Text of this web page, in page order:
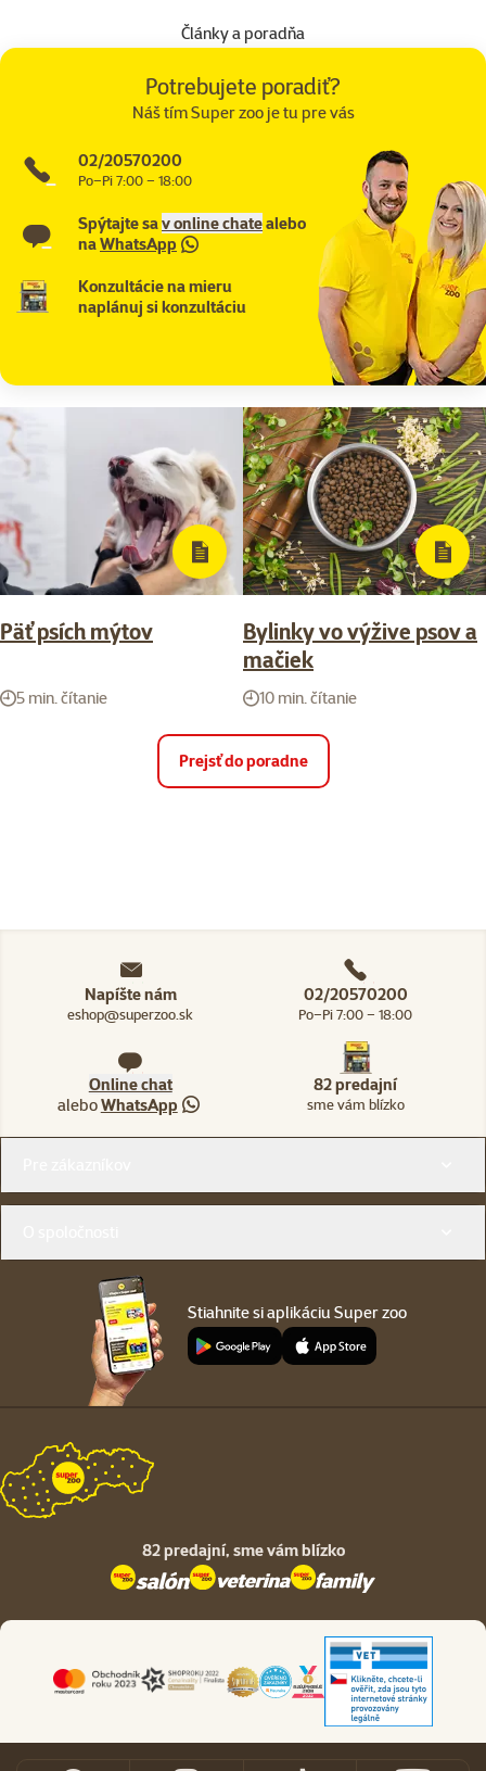
Články a poradňa
Potrebujete poradiť?
Náš tím Super zoo je tu pre vás
02/20570200
Po–Pi 7:00 – 18:00
Spýtajte sav online chatealebo
naWhatsApp
Konzultácie na mieru
naplánuj si konzultáciu
Päť psích mýtov
5 min. čítanie
Bylinky vo výžive psov a
mačiek
10 min. čítanie
Prejsť do poradne
Napíšte nám
eshop@superzoo.sk
02/20570200
Po–Pi 7:00 – 18:00
Online chat
aleboWhatsApp
82 predajní
sme vám blízko
Stiahnite si aplikáciu Super zoo
82 predajní, sme vám blízko